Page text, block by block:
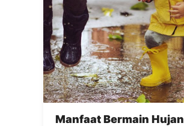
Manfaat Bermain Hujan